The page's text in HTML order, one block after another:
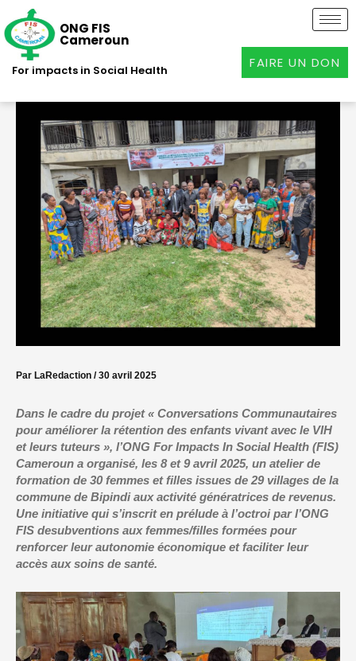
au
contenu
ONG FIS
Cameroun
For impacts in Social Health FAIRE UN DON
Par LaRedaction /30 avril 2025
Dans le cadre du projet« Conversations Communautaires
pour améliorer la rétention des enfants vivant avec le VIH
et leurs tuteurs », l’ONG For Impacts In SocialHealth (FIS)
Cameroun a organisé, les 8 et 9 avril 2025, un atelier de
formation de 30 femmes et filles issues de 29 villages de la
commune de Bipindiauxactivité génératrices de revenus.
Une initiative qui s’inscrit en prélude à l’octroipar l’ONG
FIS desubventions aux femmes/filles formées pour
renforcer leur autonomie économique et faciliter leur
accès aux soins de santé.